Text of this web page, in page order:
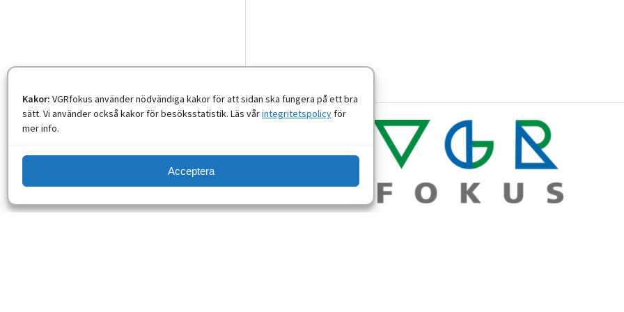
Kakor: VGRfokus använder nödvändiga kakor för att sidan ska fungera på ett bra
sätt. Vi använder också kakor för besöksstatistik. Läs vårintegritetspolicy för
mer info.
Acceptera